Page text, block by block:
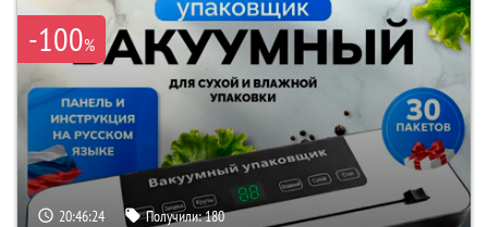
-100%
20:46:23 Получили:180